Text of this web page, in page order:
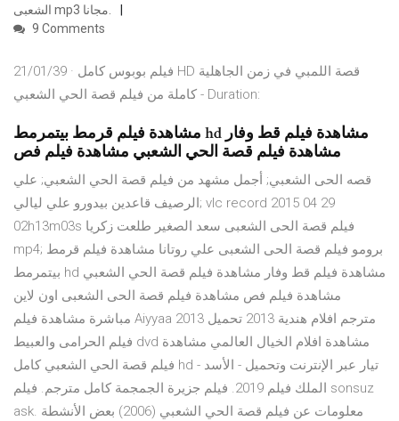
الشعبى mp3 مجانا.
9 Comments
21/01/39 · فيلم بوبوس كامل HD قصة اللمبي في زمن الجاهلية
كاملة من فيلم قصة الحي الشعبي - Duration:
مشاهدة فيلم قرمط بيتمرمط hd مشاهدة فيلم قط وفار
مشاهدة فيلم قصة الحي الشعبي مشاهدة فيلم فص
قصه الحى الشعبي; أجمل مشهد من فيلم قصة الحي الشعبي; علي
الرصيف قاعدين بيدورو علي ليالي; vlc record 2015 04 29
02h13m03s فيلم قصة الحى الشعبى سعد الصغير طلعت زكريا
mp4; برومو فيلم قصة الحى الشعبى علي روتانا مشاهدة فيلم قرمط
بيتمرمط hd مشاهدة فيلم قط وفار مشاهدة فيلم قصة الحي الشعبي
مشاهدة فيلم فص مشاهدة فيلم قصة الحى الشعبى اون لاين
مباشرة مشاهدة فيلم Aiyyaa 2013 مترجم افلام هندية 2013 تحميل
فيلم الحرامى والعبيط dvd مشاهدة افلام الخيال العالمي مشاهدة
فيلم قصة الحي الشعبي كامل hd - تيار عبر الإنترنت وتحميل - الأسد
الملك فيلم 2019. فيلم جزيرة الجمجمة كامل مترجم. فيلم sonsuz
ask. معلومات عن فيلم قصة الحي الشعبي (2006) بعض الأنشطة